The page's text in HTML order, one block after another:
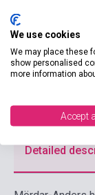
Date of
Format
Detailed
We use cookies
We may place these
show personalised
more information
Accept